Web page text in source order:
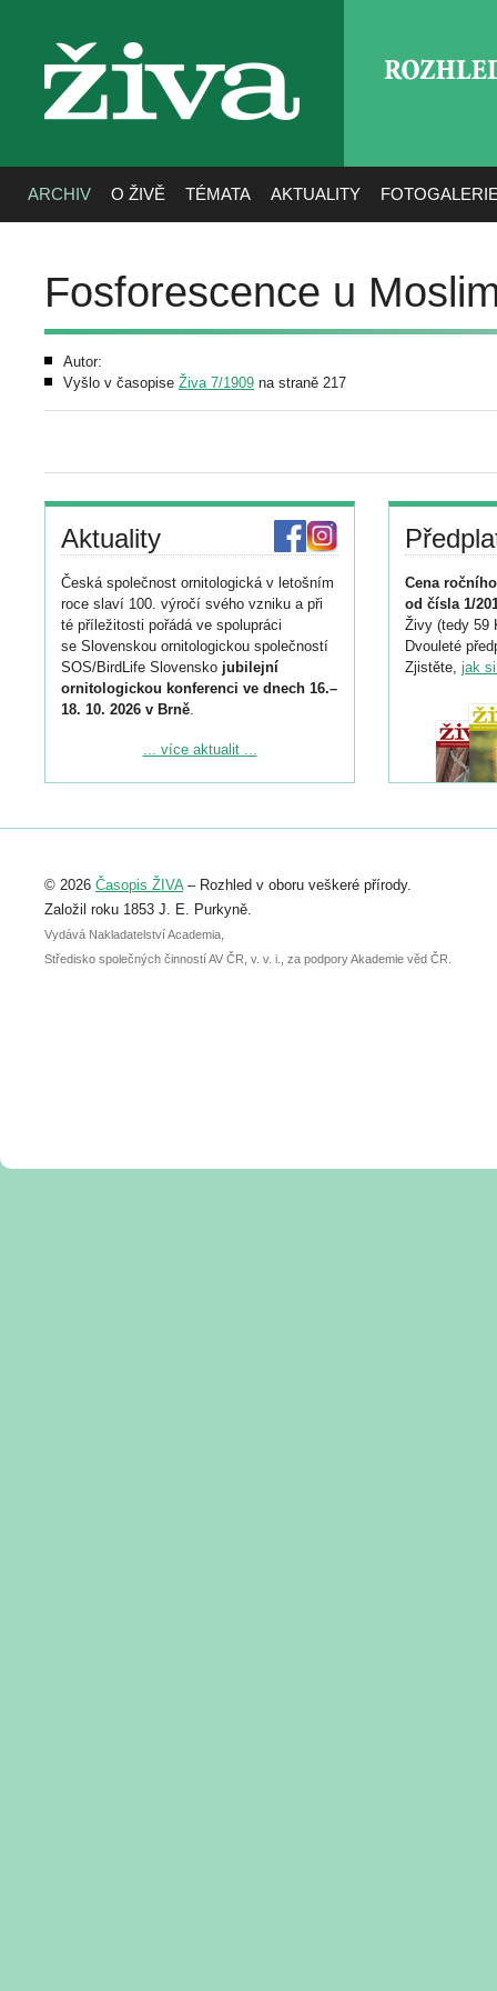
živa
ARCHIV O ŽIVĚ TÉMATA AKTUALITY
Fosforescence u
Autor:
Vyšlo v časopise Živa 7/1909 na straně 217
Aktuality
Česká společnost ornitologická v letošním
roce slaví 100. výročí svého vzniku a při
té příležitosti pořádá ve spolupráci
se Slovenskou ornitologickou společností
SOS/BirdLife Slovensko jubilejní
ornitologickou konferenci ve dnech 16.–
18. 10. 2026 v Brně.
Podrobnější informace ke konferenci
Registrovat se můžete do 6. září.
abstraktu přihlášené přednášky nebo
posteru je už 30. června.
... více aktualit ...
Cena
od čísla 1/
Živy (tedy 59
Dvouleté
Zjistěte, jak
© 2026 Časopis ŽIVA– Rozhled v oboru veškeré přírody.
Založil roku 1853 J. E. Purkyně.
Vydává Nakladatelství Academia,
Středisko společných činností AV ČR, v. v. i., za podpory Akademie věd ČR.